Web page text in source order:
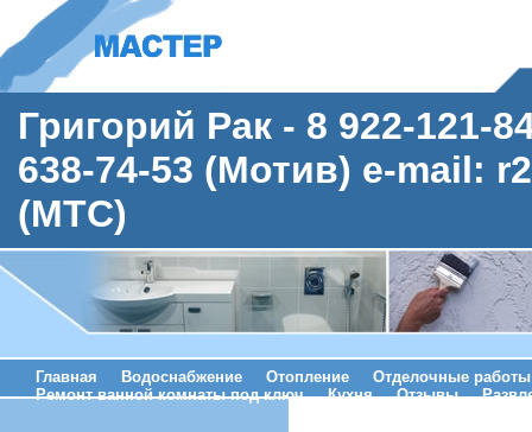
Григорий Рак - 8 922-121-
638-74-53 (Мотив) e-mail:
(МТС)
Главная Водоснабжение Отопление
Отделочные работы
Ремонт ванной комнаты под ключ
Кухня Отзывы